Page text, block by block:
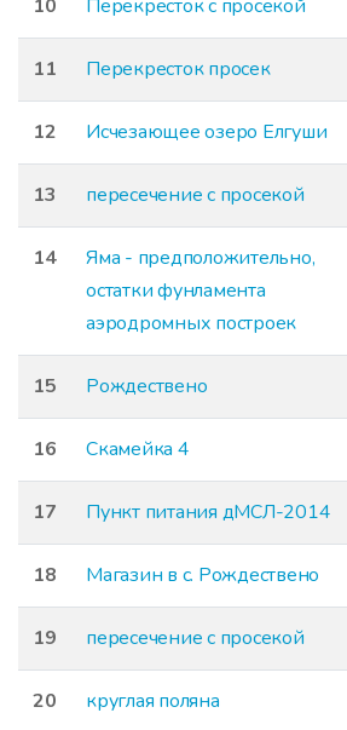
10 Перекресток с просекой
11 Перекресток просек
12 Исчезающее озеро Елгуши
13 пересечение с просекой
14
Яма - предположительно,
остатки фунламента
аэродромных построек
15 Рождествено
16 Скамейка 4
17 Пункт питания дМСЛ-2014
18 Магазин в с. Рождествено
19 пересечение с просекой
20 круглая поляна